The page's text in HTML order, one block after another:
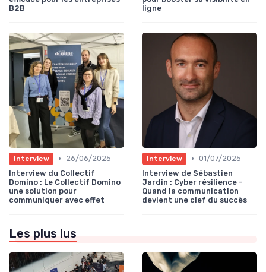
B2B
ligne
Interview •
26/06/2025
Interview du Collectif
Domino : Le Collectif Domino
une solution pour
communiquer avec effet
Interview • 01/07/2025
Interview de Sébastien
Jardin : Cyber résilience -
Quand la communication
devient une clef du succès
Les plus lus